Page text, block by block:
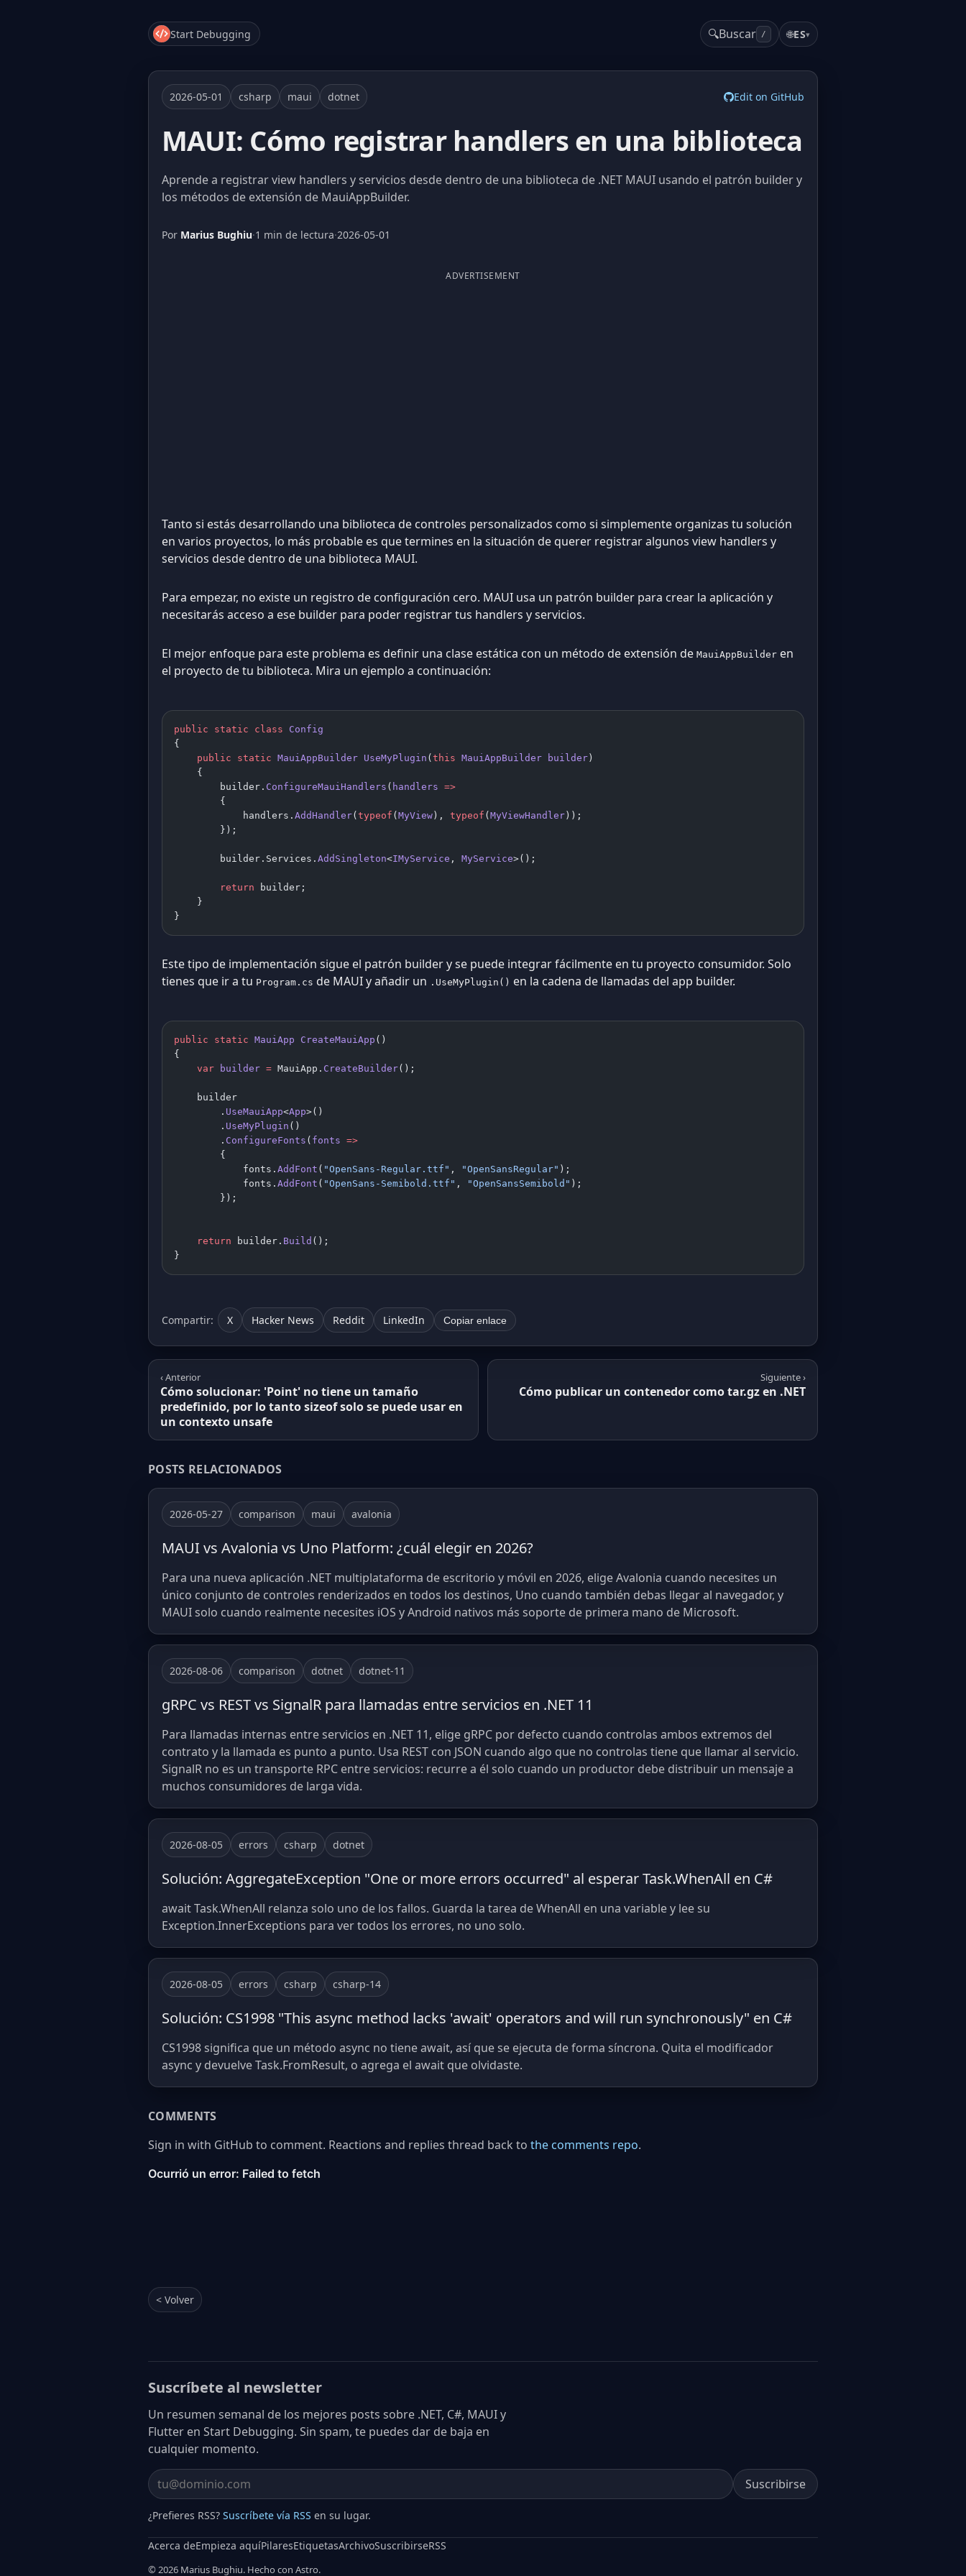
Start Debugging 🔍Buscar / 🌐ES▾
2026-05-01 csharp maui dotnet Edit on GitHub
MAUI: Cómo registrar handlers en una biblioteca
Aprende a registrar view handlers y servicios desde dentro de una biblioteca de .NET MAUI usando el patrón builder y
los métodos de extensión de MauiAppBuilder.
Por Marius Bughiu·1 min de lectura·2026-05-01
ADVERTISEMENT
Tanto si estás desarrollando una biblioteca de controles personalizados como si simplemente organizas tu solución
en varios proyectos, lo más probable es que termines en la situación de querer registrar algunos view handlers y
servicios desde dentro de una biblioteca MAUI.
Para empezar, no existe un registro de configuración cero. MAUI usa un patrón builder para crear la aplicación y
necesitarás acceso a ese builder para poder registrar tus handlers y servicios.
El mejor enfoque para este problema es definir una clase estática con un método de extensión de MauiAppBuilder en
el proyecto de tu biblioteca. Mira un ejemplo a continuación:
public static class Config
{
    public
static MauiAppBuilder UseMyPlugin ( this MauiAppBuilder builder )
    {
        builder.
ConfigureMauiHandlers ( handlers =>
        {
            handlers.
AddHandler( typeof ( MyView ), typeof ( MyViewHandler ));
        });
        builder.Services.
AddSingleton<IMyService , MyService>();
        return
builder;
    }
}
Este tipo de implementación sigue el patrón builder y se puede integrar fácilmente en tu proyecto consumidor. Solo
tienes que ir a tu Program.cs de MAUI y añadir un .UseMyPlugin() en la cadena de llamadas del app builder.
public static MauiApp CreateMauiApp ()
{
    var
builder = MauiApp. CreateBuilder();
    builder
        .
UseMauiApp<App>()
        .
UseMyPlugin ()
        .
ConfigureFonts ( fonts =>
        {
            fonts.
AddFont ( "OpenSans-Regular.ttf" , "OpenSansRegular" );
            fonts.
AddFont ( "OpenSans-Semibold.ttf" , "OpenSansSemibold" );
        });
    return
builder. Build ();
}
Compartir: X Hacker News Reddit LinkedIn Copiar enlace
‹ Anterior
Cómo solucionar: 'Point' no tiene un tamaño
predefinido, por lo tanto sizeof solo se puede usar en
un contexto unsafe
Siguiente ›
Cómo publicar un contenedor como tar.gz en .NET
POSTS RELACIONADOS
2026-05-27 comparison maui avalonia
MAUI vs Avalonia vs Uno Platform: ¿cuál elegir en 2026?
Para una nueva aplicación .NET multiplataforma de escritorio y móvil en 2026, elige Avalonia cuando necesites un
único conjunto de controles renderizados en todos los destinos, Uno cuando también debas llegar al navegador, y
MAUI solo cuando realmente necesites iOS y Android nativos más soporte de primera mano de Microsoft.
2026-08-06 comparison dotnet dotnet-11
gRPC vs REST vs SignalR para llamadas entre servicios en .NET 11
Para llamadas internas entre servicios en .NET 11, elige gRPC por defecto cuando controlas ambos extremos del
contrato y la llamada es punto a punto. Usa REST con JSON cuando algo que no controlas tiene que llamar al servicio.
SignalR no es un transporte RPC entre servicios: recurre a él solo cuando un productor debe distribuir un mensaje a
muchos consumidores de larga vida.
2026-08-05 errors csharp dotnet
Solución: AggregateException "One or more errors occurred" al esperar Task.WhenAll en C#
await Task.WhenAll relanza solo uno de los fallos. Guarda la tarea de WhenAll en una variable y lee su
Exception.InnerExceptions para ver todos los errores, no uno solo.
2026-08-05 errors csharp csharp-14
Solución: CS1998 "This async method lacks 'await' operators and will run synchronously" en C#
CS1998 significa que un método async no tiene await, así que se ejecuta de forma síncrona. Quita el modificador
async y devuelve Task.FromResult, o agrega el await que olvidaste.
COMMENTS
Sign in with GitHub to comment. Reactions and replies thread back to the comments repo.
< Volver
Suscríbete al newsletter
Un resumen semanal de los mejores posts sobre .NET, C#, MAUI y
Flutter en Start Debugging. Sin spam, te puedes dar de baja en
cualquier momento.
Email address Suscribirse
¿Prefieres RSS? Suscríbete vía RSS en su lugar.
Acerca deEmpieza aquíPilaresEtiquetasArchivoSuscribirseRSS
© 2026 Marius Bughiu. Hecho con Astro.